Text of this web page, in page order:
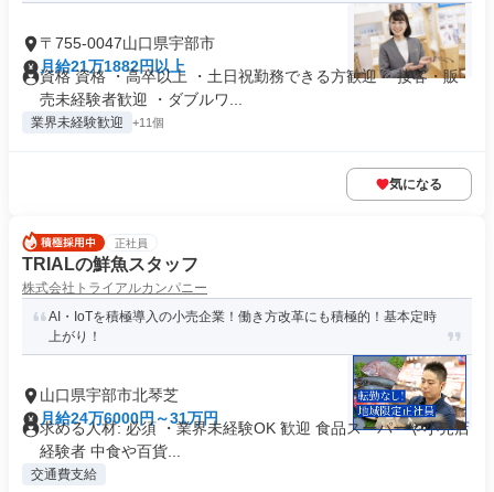
〒755-0047山口県宇部市
月給21万1882円以上
資格 資格 ・高卒以上 ・土日祝勤務できる方歓迎 ・接客・販
売未経験者歓迎 ・ダブルワ...
業界未経験歓迎 +11個
気になる
正社員
TRIALの鮮魚スタッフ
株式会社トライアルカンパニー
AI・IoTを積極導入の小売企業！働き方改革にも積極的！基本定時
上がり！
山口県宇部市北琴芝
月給24万6000円～31万円
求める人材: 必須 ・業界未経験OK 歓迎 食品スーパーや小売店
経験者 中食や百貨...
交通費支給